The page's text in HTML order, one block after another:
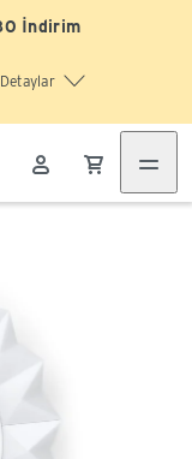
İndirim
Detaylar